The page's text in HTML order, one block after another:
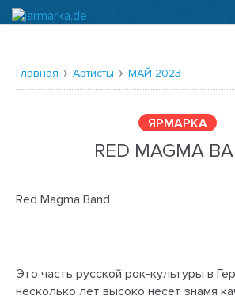
Главная Артисты МАЙ 2023
ЯРМАРКА
RED MAGMA
Red Magma Band
Это часть русской рок-культуры в
несколько лет высоко несет знамя